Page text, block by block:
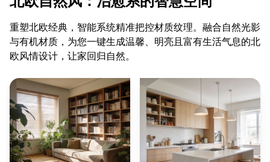
重塑北欧经典，智能系统精准把控材质纹理。融合自然光影
与有机材质，为您一键生成温馨、明亮且富有生活气息的北
欧风情设计，让家回归自然。